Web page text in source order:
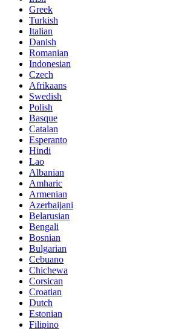
Greek
Turkish
Italian
Danish
Romanian
Indonesian
Czech
Afrikaans
Swedish
Polish
Basque
Catalan
Esperanto
Hindi
Lao
Albanian
Amharic
Armenian
Azerbaijani
Belarusian
Bengali
Bosnian
Bulgarian
Cebuano
Chichewa
Corsican
Croatian
Dutch
Estonian
Filipino